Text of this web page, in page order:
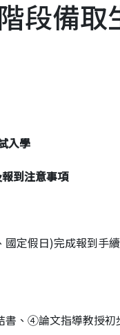
段備取
入學
到注意事項
國定假日)完成報到手續
、④論文指導教授初